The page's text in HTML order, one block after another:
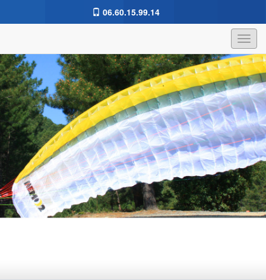
06.60.15.99.14